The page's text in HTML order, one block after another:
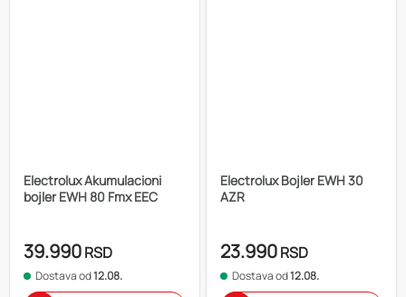
Electrolux Akumulacioni
bojler EWH 80 Fmx EEC
39.990RSD
Dostava od12.08.
Electrolux Bojler EWH 30
AZR
23.990RSD
Dostava od12.08.